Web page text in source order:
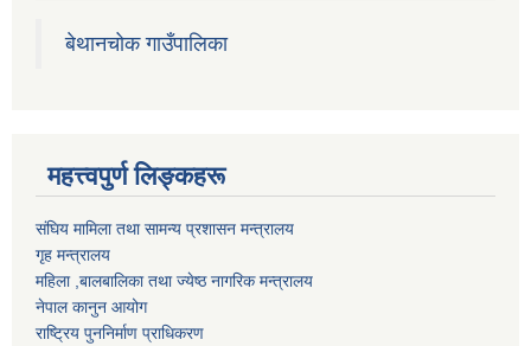
बेथानचोक गाउँपालिका
महत्त्वपुर्ण लिङ्कहरू
संघिय मामिला तथा सामन्य प्रशासन मन्त्रालय
गृह मन्त्रालय
महिला ,बालबालिका तथा ज्येष्ठ नागरिक मन्त्रालय
नेपाल कानुन आयोग
राष्ट्रिय पुननिर्माण प्राधिकरण